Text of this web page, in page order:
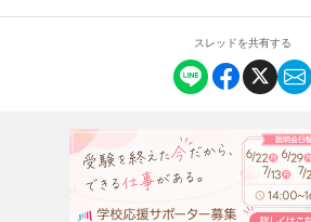
スレッドを共有する